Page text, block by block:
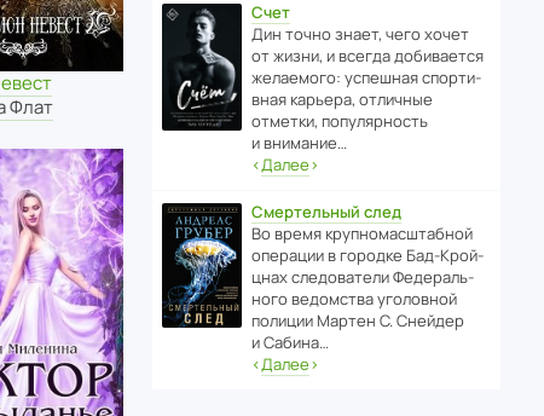
Флат
Счет
Дин точно знает, чего хочет
от жизни, и всегда доби­ва­ется
жела­е­мого: успе­шная спор­ти­
вная карьера, отли­чные
отметки, попу­ля­р­ность
и внимание…
‹Далее›
Смертельный след
Во время круп­но­мас­ш­та­бной
операции в городке Бад‑Крой­
цнах следо­ва­тели Феде­раль­
ного ведомства уголо­вной
полиции Мартен С. Снейдер
и Сабина…
‹Далее›